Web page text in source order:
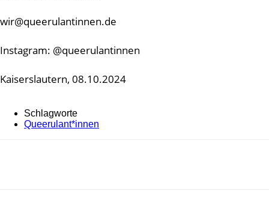
wir@queerulantinnen.de
Instagram: @queerulantinnen
Kaiserslautern, 08.10.2024
Schlagworte
Queerulant*innen